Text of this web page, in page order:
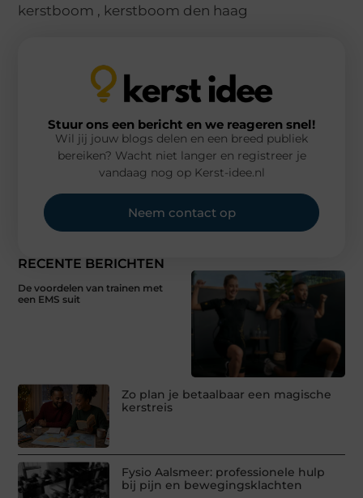
kerstboom , kerstboom den haag
RECENTE BERICHTEN
De voordelen van trainen met
een EMS suit
Zo plan je betaalbaar een magische
kerstreis
Fysio Aalsmeer: professionele hulp
bij pijn en bewegingsklachten
Stuur ons een bericht en we reageren snel!
Wil jij jouw blogs delen en een breed publiek
bereiken? Wacht niet langer en registreer je
vandaag nog op Kerst-idee.nl
Neem contact op